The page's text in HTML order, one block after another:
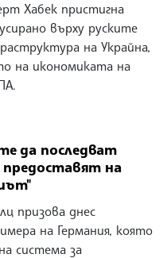
Хабек пристигна
върху руските
на Украйна,
на икономиката на
да последват
предоставят на
призова днес
на Германия, която
система за